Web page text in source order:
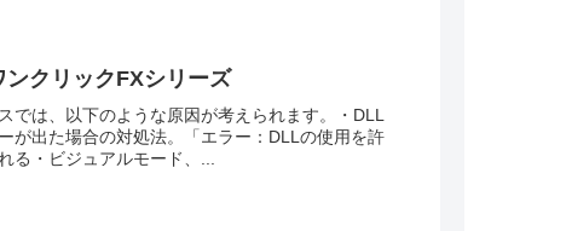
クリックFXシリーズ
では、以下のような原因が考えられます。・DLL
が出た場合の対処法。「エラー：DLLの使用を許
る・ビジュアルモード、...